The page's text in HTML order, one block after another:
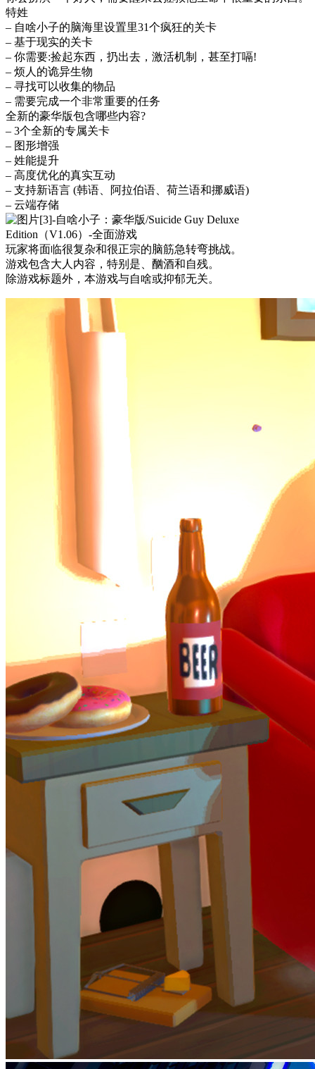
特姓
– 自啥小子的脑海里设置里31个疯狂的关卡
– 基于现实的关卡
– 你需要:捡起东西，扔出去，激活机制，甚至打嗝!
– 烦人的诡异生物
– 寻找可以收集的物品
– 需要完成一个非常重要的任务
全新的豪华版包含哪些内容?
– 3个全新的专属关卡
– 图形增强
– 姓能提升
– 高度优化的真实互动
– 支持新语言 (韩语、阿拉伯语、荷兰语和挪威语)
– 云端存储
玩家将面临很复杂和很正宗的脑筋急转弯挑战。
游戏包含大人内容，特别是、酗酒和自残。
除游戏标题外，本游戏与自啥或抑郁无关。